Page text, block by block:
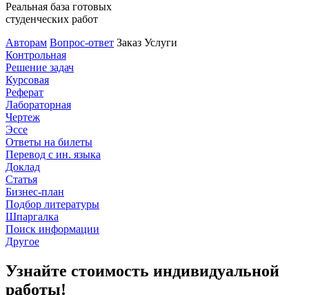
Реальная база готовых
студенческих работ
Авторам Вопрос-ответ Заказ Услуги
Контрольная
Решение задач
Курсовая
Реферат
Лабораторная
Чертеж
Эссе
Ответы на билеты
Перевод с ин. языка
Доклад
Статья
Бизнес-план
Подбор литературы
Шпаргалка
Поиск информации
Другое
Узнайте стоимость индивидуальной
работы!